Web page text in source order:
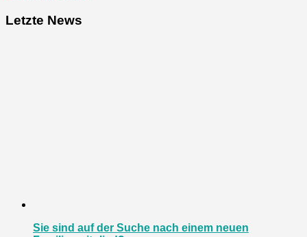
Letzte News
Sie sind auf der Suche nach einem neuen